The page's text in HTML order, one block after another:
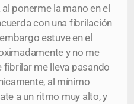
ponerme la mano en el
con una fibrilación
estuve en el
y no me
fibrilar me lleva pasando
al mínimo
a un ritmo muy alto, y